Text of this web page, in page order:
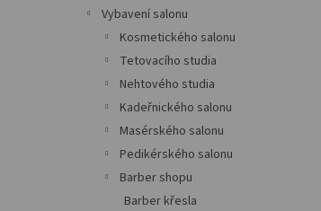
Vybavení salonu
Kosmetického salonu
Tetovacího studia
Nehtového studia
Kadeřnického salonu
Masérského salonu
Pedikérského salonu
Barber shopu
Barber křesla